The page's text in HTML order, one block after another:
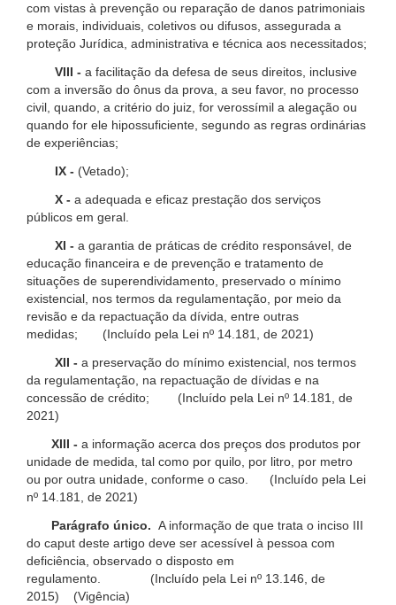
com vistas à prevenção ou reparação de danos patrimoniais
e morais, individuais, coletivos ou difusos, assegurada a
proteção Jurídica, administrativa e técnica aos necessitados;
VIII - a facilitação da defesa de seus direitos, inclusive
com a inversão do ônus da prova, a seu favor, no processo
civil, quando, a critério do juiz, for verossímil a alegação ou
quando for ele hipossuficiente, segundo as regras ordinárias
de experiências;
IX - (Vetado);
X - a adequada e eficaz prestação dos serviços
públicos em geral.
XI - a garantia de práticas de crédito responsável, de
educação financeira e de prevenção e tratamento de
situações de superendividamento, preservado o mínimo
existencial, nos termos da regulamentação, por meio da
revisão e da repactuação da dívida, entre outras
medidas; (Incluído pela Lei nº 14.181, de 2021)
XII - a preservação do mínimo existencial, nos termos
da regulamentação, na repactuação de dívidas e na
concessão de crédito; (Incluído pela Lei nº 14.181, de
2021)
XIII - a informação acerca dos preços dos produtos por
unidade de medida, tal como por quilo, por litro, por metro
ou por outra unidade, conforme o caso. (Incluído pela Lei
nº 14.181, de 2021)
Parágrafo único. A informação de que trata o inciso III
do caput deste artigo deve ser acessível à pessoa com
deficiência, observado o disposto em
regulamento. (Incluído pela Lei nº 13.146, de
2015) (Vigência)